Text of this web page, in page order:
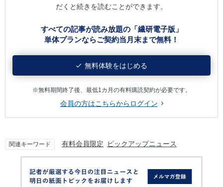
だくと続きを読むことができます。
すべての記事が読み放題の「繊研電子版」
単体プランならご契約当月末まで無料！
無料体験をはじめる
※無料期間終了後、最低1カ月の有料購読契約が必要です。
会員の方はこちらからログイン
関連キーワード 有料会員限定 ピックアップニュース